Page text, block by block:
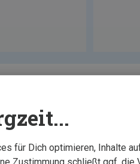
für Dich optimieren, Inhalte
Zustimmung schließt ggf. die